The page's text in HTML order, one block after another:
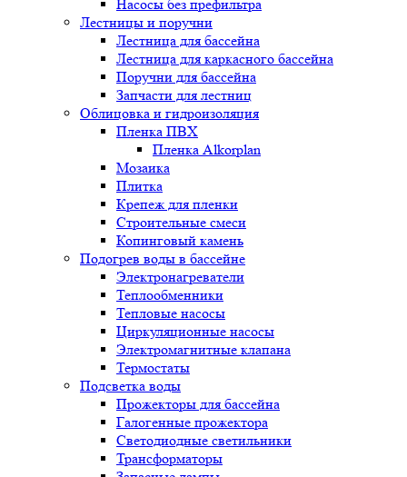
Насосы без префильтра
Лестницы и поручни
Лестница для бассейна
Лестница для каркасного бассейна
Поручни для бассейна
Запчасти для лестниц
Облицовка и гидроизоляция
Пленка ПВХ
Пленка Alkorplan
Мозаика
Плитка
Крепеж для пленки
Строительные смеси
Копинговый камень
Подогрев воды в бассейне
Электронагреватели
Теплообменники
Тепловые насосы
Циркуляционные насосы
Электромагнитные клапана
Термостаты
Подсветка воды
Прожекторы для бассейна
Галогенные прожектора
Светодиодные светильники
Трансформаторы